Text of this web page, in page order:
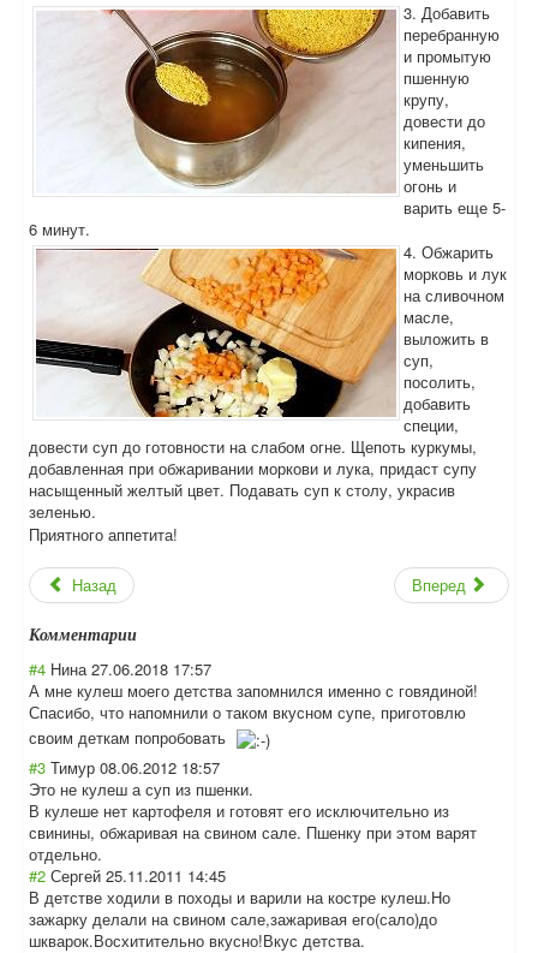
3. Добавить
перебранную
и промытую
пшенную
крупу,
довести до
кипения,
уменьшить
огонь и
варить еще 5-
6 минут.
4. Обжарить
морковь и лук
на сливочном
масле,
выложить в
суп,
посолить,
добавить
специи,
довести суп до готовности на слабом огне. Щепоть куркумы,
добавленная при обжаривании моркови и лука, придаст супу
насыщенный желтый цвет. Подавать суп к столу, украсив
зеленью.
Приятного аппетита!
Назад Вперед
Комментарии
#4 Нина 27.06.2018 17:57
А мне кулеш моего детства запомнился именно с говядиной!
Спасибо, что напомнили о таком вкусном супе, приготовлю
своим деткам попробовать
#3 Тимур 08.06.2012 18:57
Это не кулеш а суп из пшенки.
В кулеше нет картофеля и готовят его исключительно из
свинины, обжаривая на свином сале. Пшенку при этом варят
отдельно.
#2 Сергей 25.11.2011 14:45
В детстве ходили в походы и варили на костре кулеш.Но
зажарку делали на свином сале,зажаривая его(сало)до
шкварок.Восхитительно вкусно!Вкус детства.